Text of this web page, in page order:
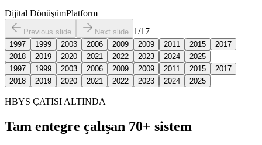
Dijital DönüşümPlatform
Previous slide Next slide 1/17
1997 1999 2003 2006 2009 2009 2011 2015
2017
2018
2019 2020 2021 2022 2023 2024
2025
1997
1999 2003 2006 2009 2009 2011 2015
2017
2018
2019 2020 2021 2022 2023 2024 2025
HBYS ÇATISI ALTINDA
Tam entegre çalışan 70+ sistem